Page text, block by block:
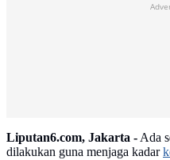
Liputan6.com, Jakarta -Ada
dilakukan guna menjaga kadar